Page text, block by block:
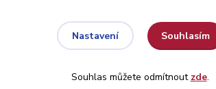
Nastavení Souhlasím
Souhlas můžete odmítnout zde.